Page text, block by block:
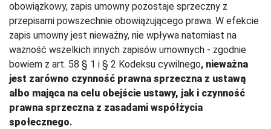
obowiązkowy, zapis umowny pozostaje sprzeczny z
przepisami powszechnie obowiązującego prawa. W efekcie
zapis umowny jest nieważny, nie wpływa natomiast na
ważność wszelkich innych zapisów umownych - zgodnie
bowiem z art. 58 § 1 i § 2 Kodeksu cywilnego, nieważna
jest zarówno czynność prawna sprzeczna z ustawą
albo mająca na celu obejście ustawy, jak i czynność
prawna sprzeczna z zasadami współżycia
społecznego.